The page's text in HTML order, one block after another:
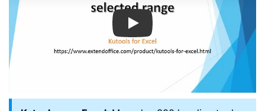
Play